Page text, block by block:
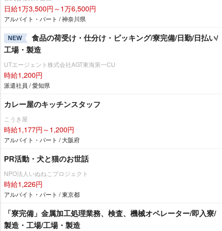
日給1万3,500円～1万6,500円
アルバイト・パート / 神奈川県
NEW
食品の荷受け・仕分け・ピッキング/寮完備/日勤/日払い/
工場・製造
UTエージェント株式会社AGT東海第一CU
時給1,200円
派遣社員 / 愛知県
カレー屋のキッチンスタッフ
こうき屋
時給1,177円～1,200円
アルバイト・パート / 大阪府
PR活動・犬と猫のお世話
NPO法人いぬねこプロジェクト
時給1,226円
アルバイト・パート / 東京都
「寮完備」金属加工処理業務、検査、機械オペレーター/即入寮/
製造・工場/工場・製造